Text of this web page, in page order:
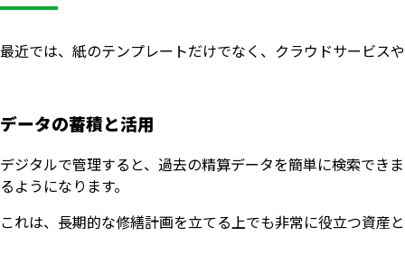
最近では、紙のテンプレートだけでなく、クラウドサービス
データの蓄積と活用
デジタルで管理すると、過去の精算データを簡単に検索でき
るようになります。
これは、長期的な修繕計画を立てる上でも非常に役立つ資産